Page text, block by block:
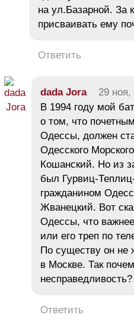
на ул.Базарной. За
присваивать ему
Ответить
dada Jora 29 ноя,
В 1994 году мой
о том, что
Одессы, должен
Одесского
Кошанский. Но из
был Гурвиц-
гражданином
Жванецкий. Вот
Одессы, что
или его треп по
По существу он не
в Москве. Так
несправедливость?
Ответить